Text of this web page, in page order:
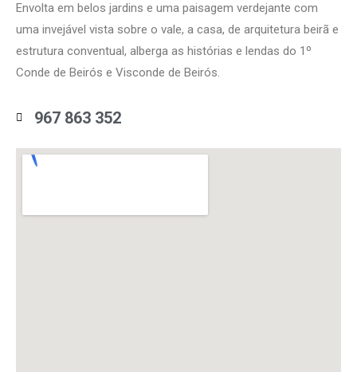
Envolta em belos jardins e uma paisagem verdejante com
uma invejável vista sobre o vale, a casa, de arquitetura beirã e
estrutura conventual, alberga as histórias e lendas do 1º
Conde de Beirós e Visconde de Beirós.
967 863 352